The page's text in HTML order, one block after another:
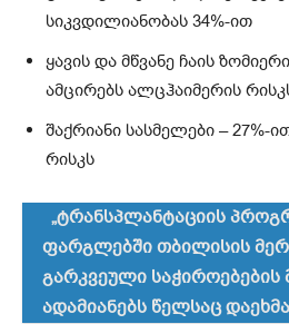
სიკვდილიანობას 34%-ით
ყავის და მწვანე ჩაის
ამცირებს ალცჰაიმერის
შაქრიანი სასმელები – 27%-
რისკს
„ტრანსპლანტაციის
ფარგლებში თბილისის
გარკვეული საჭიროებების
ადამიანებს წელსაც